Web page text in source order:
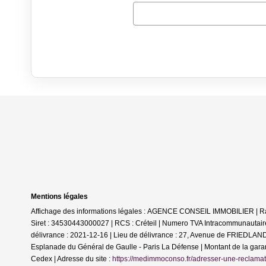
Mentions légales
Affichage des informations légales : AGENCE CONSEIL IMMOBILIER |
Siret : 34530443000027 | RCS : Créteil | Numero TVA
délivrance : 2021-12-16 | Lieu de délivrance : 27, Avenue de
Esplanade du Général de Gaulle - Paris La Défense | Montant de la
Cedex | Adresse du site : https://medimmoconso.fr/adresser-une-